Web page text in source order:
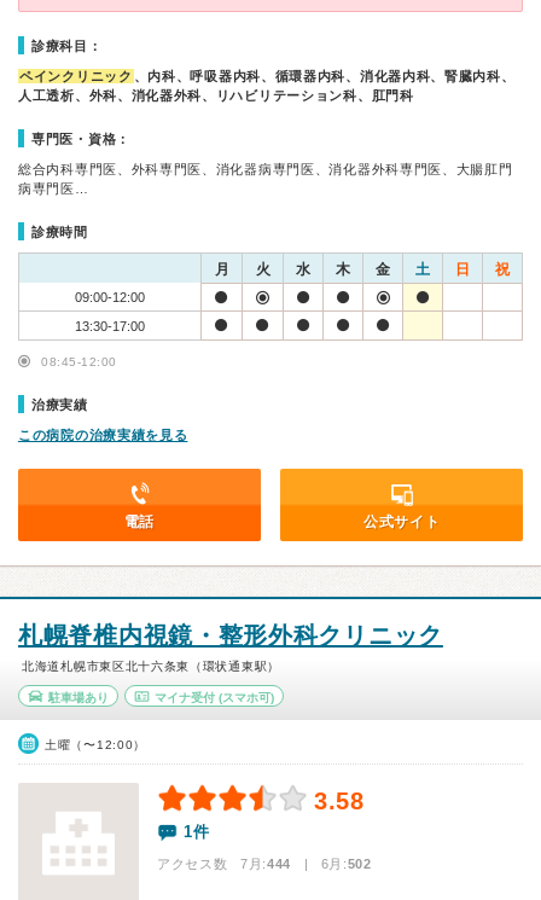
診療科目：
ペインクリニック 、内科、呼吸器内科、循環器内科、消化器内科、腎臓内科、
人工透析、外科、消化器外科、リハビリテーション科、肛門科
専門医・資格：
総合内科専門医、外科専門医、消化器病専門医、消化器外科専門医、大腸肛門
病専門医…
診療時間
月 火 水 木 金 土 日 祝
09:00-12:00
13:30-17:00
08:45-12:00
治療実績
この病院の治療実績を見る
電話 公式サイト
札幌脊椎内視鏡・整形外科クリニック
北海道札幌市東区北十六条東（環状通東駅）
駐車場あり マイナ受付(スマホ可)
土曜（〜12:00）
3.58
1件
アクセス数 7月:444 | 6月:502